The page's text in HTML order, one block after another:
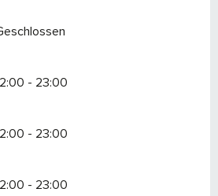
- 23:00
- 23:00
- 23:00